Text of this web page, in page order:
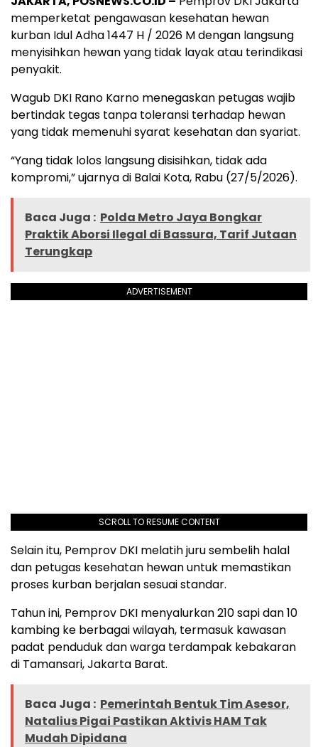
memperketat pengawasan kesehatan hewan
kurban Idul Adha 1447 H / 2026 M dengan langsung
menyisihkan hewan yang tidak layak atau terindikasi
penyakit.
Wagub DKI Rano Karno menegaskan petugas wajib
bertindak tegas tanpa toleransi terhadap hewan
yang tidak memenuhi syarat kesehatan dan syariat.
“Yang tidak lolos langsung disisihkan, tidak ada
kompromi,” ujarnya di Balai Kota, Rabu (27/5/2026).
Baca Juga : Polda Metro Jaya Bongkar
Praktik Aborsi Ilegal di Bassura, Tarif Jutaan
Terungkap
ADVERTISEMENT
SCROLL TO RESUME CONTENT
Selain itu, Pemprov DKI melatih juru sembelih halal
dan petugas kesehatan hewan untuk memastikan
proses kurban berjalan sesuai standar.
Tahun ini, Pemprov DKI menyalurkan 210 sapi dan 10
kambing ke berbagai wilayah, termasuk kawasan
padat penduduk dan warga terdampak kebakaran
di Tamansari, Jakarta Barat.
Baca Juga : Pemerintah Bentuk Tim Asesor,
Natalius Pigai Pastikan Aktivis HAM Tak
Mudah Dipidana